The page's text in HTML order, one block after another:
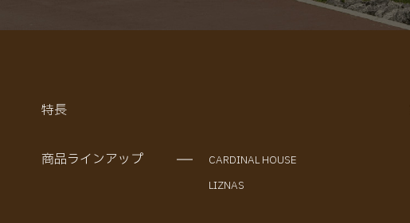
特長
商品ラインアップ
CARDINAL HOUSE
LIZNAS